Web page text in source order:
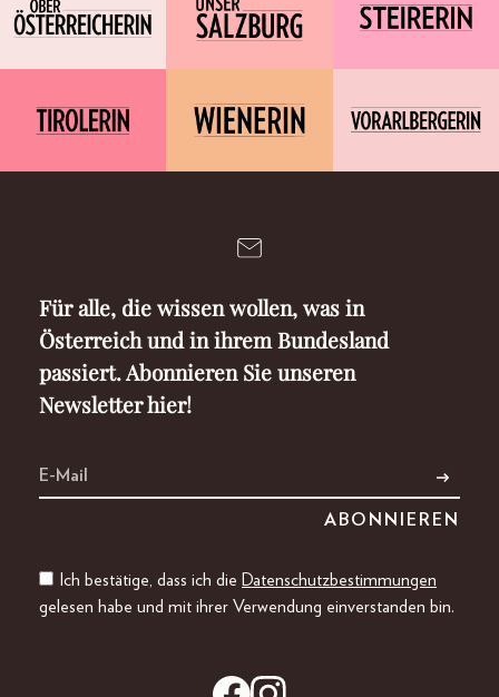
Für alle, die wissen wollen, was in
Österreich und in ihrem Bundesland
passiert. Abonnieren Sie unseren
Newsletter hier!
Ich bestätige, dass ich die Datenschutzbestimmungen
gelesen habe und mit ihrer Verwendung einverstanden bin.